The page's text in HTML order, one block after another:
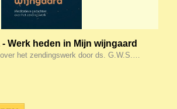
- Werk heden in Mijn wijngaard
het zendingswerk door ds. G.W.S.…